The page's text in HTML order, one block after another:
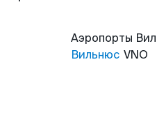
Аэропорты
Вильнюс VNO